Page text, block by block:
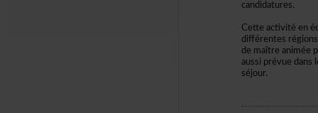
candidatures.
séjour.